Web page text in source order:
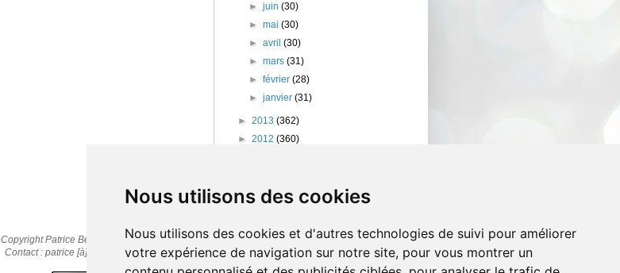
Nous utilisons des cookies
Nous utilisons des cookies et d'autres technologies de suivi pour améliorer
votre expérience de navigation sur notre site, pour vous montrer un
►juin(30)
►mai(30)
►avril(30)
►mars(31)
►février(28)
►janvier(31)
► 2013 (362)
► 2012 (360)
Copyright Patrice Bernard © 2010-2025
Contact : patrice [à] cestpasmonidee.fr